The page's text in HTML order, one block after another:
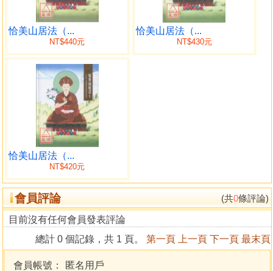
證悟，創立內多噶舉派。預言中都曾經提到，當他從娑婆世
界死後，會立刻投生在西方極樂世界，經過十五大劫的時
間，在西方極樂世界證得無上正等正覺的佛果，跟釋迦牟尼
佛一樣著化身佛的裝飾，名號「善逝無垢水生蓮花」。
恰美仁波切曾親口說過在他法脈中作教法實修的弟子，
只要能努力的學習，他會經常的去守護他們，使他們在實修
的時候沒有障礙，只要具有信心的實修，徵兆一定會出現，
一定能夠得到廣大的功德與利益。曾經跟恰美仁波切有過關
聯的所有眾生，在他成佛之後，大家靠著他的力量慢慢的都
會投生在他的國土西方極樂世界之中。
《恰美山居法》可以說是恰美仁波切對眾生無限悲心的
展現，他希望行者一生之中靠著它就能獨立實修。即使是作
正式的長期閉關所要修持的教法，恰美仁波切也在四百多年
前就為行者全部準備好了，絲毫沒有遺漏。如果自己沒有老
師、沒有阿闍黎也不必擔心，一輩子要學的教法及閉關的實
修，都在這本書裡，這是恰美仁波切曾經作過的允諾。
恰美山居法（...
NT$440元
恰美山居法（...
NT$430元
恰美山居法（...
NT$420元
會員評論 (共0條評論)
目前沒有任何會員發表評論
總計 0 個記錄，共 1 頁。 第一頁 上一頁 下一頁 最末頁
會員帳號：
匿名用戶